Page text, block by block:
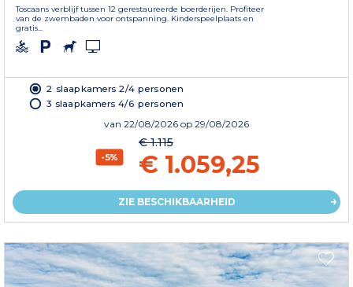
Toscaans verblijf tussen 12 gerestaureerde boerderijen. Profiteer
van de zwembaden voor ontspanning. Kinderspeelplaats en
gratis...
2 slaapkamers 2/4 personen
3 slaapkamers 4/6 personen
van 22/08/2026 op 29/08/2026
-5%
€ 1.115
€ 1.059,25
ZIE BESCHIKBAARHEID